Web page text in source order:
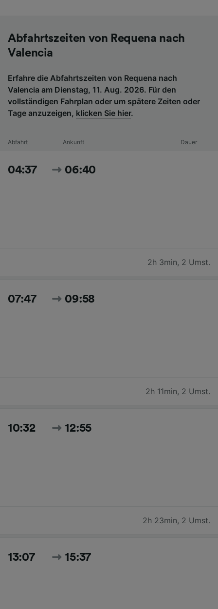
Abfahrtszeiten von Requena nach
Valencia
Erfahre die Abfahrtszeiten von Requena nach
Valencia am Dienstag, 11. Aug. 2026. Für den
vollständigen Fahrplan oder um spätere Zeiten oder
Tage anzuzeigen, klicken Sie hier.
Abfahrt Ankunft Dauer
04:37 06:40
2h 3min, 2 Umst.
07:47 09:58
2h 11min, 2 Umst.
10:32 12:55
2h 23min, 2 Umst.
13:07 15:37